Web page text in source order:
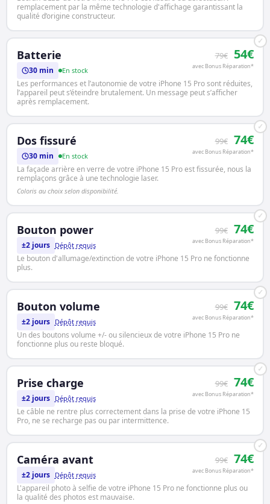
remplacement par la même technologie d'affichage garantissant la
qualité d’origine constructeur.
✓
Batterie 79€ 54€
avec Bonus Réparation*
30 min En stock
Les performances et l’autonomie de votre iPhone 15 Pro sont réduites,
l’appareil peut s’éteindre brutalement. Un message peut s’afficher
après remplacement.
✓
Dos fissuré 99€ 74€
avec Bonus Réparation*
30 min En stock
La façade arrière en verre de votre iPhone 15 Pro est fissurée, nous la
remplaçons grâce à une technologie laser.
Coloris au choix selon disponibilité.
✓
Bouton power 99€ 74€
avec Bonus Réparation*
±2 jours Dépôt requis
Le bouton d'allumage/extinction de votre iPhone 15 Pro ne fonctionne
plus.
✓
Bouton volume 99€ 74€
avec Bonus Réparation*
±2 jours Dépôt requis
Un des boutons volume +/- ou silencieux de votre iPhone 15 Pro ne
fonctionne plus ou reste bloqué.
✓
Prise charge 99€ 74€
avec Bonus Réparation*
±2 jours Dépôt requis
Le câble ne rentre plus correctement dans la prise de votre iPhone 15
Pro, ne se recharge pas ou par intermittence.
✓
Caméra avant 99€ 74€
avec Bonus Réparation*
±2 jours Dépôt requis
L'appareil photo à selfie de votre iPhone 15 Pro ne fonctionne plus ou
la qualité des photos est mauvaise.